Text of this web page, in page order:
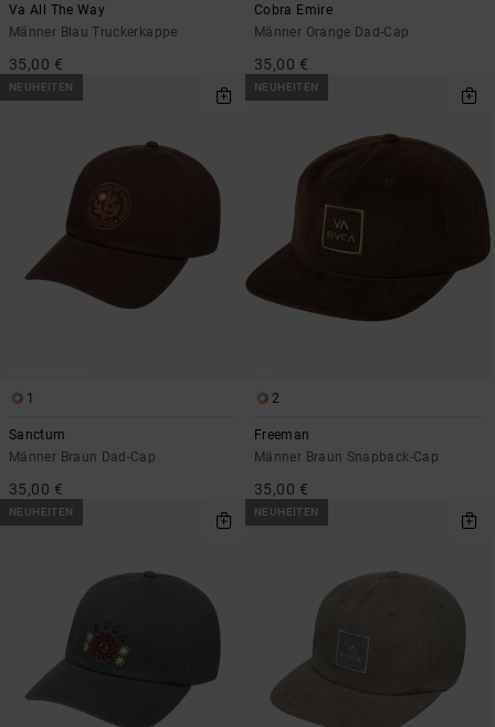
Va All The Way
Männer Blau Truckerkappe
35,00 €
Cobra Emire
Männer Orange Dad-Cap
35,00 €
NEUHEITEN
1
Sanctum
Männer Braun Dad-Cap
35,00 €
NEUHEITEN
2
Freeman
Männer Braun Snapback-Cap
35,00 €
NEUHEITEN NEUHEITEN